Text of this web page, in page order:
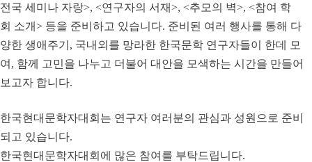
전국 세미나 자랑>, <연구자의 서재>, <추모의 벽>, <참여 학
회 소개> 등을 준비하고 있습니다. 준비된 여러 행사를 통해 다
양한 생애주기, 국내외를 망라한 한국문학 연구자들이 한데 모
여, 함께 고민을 나누고 더불어 대안을 모색하는 시간을 만들어
보고자 합니다.
한국현대문학자대회는 연구자 여러분의 관심과 성원으로 준비
되고 있습니다.
한국현대문학자대회에 많은 참여를 부탁드립니다.